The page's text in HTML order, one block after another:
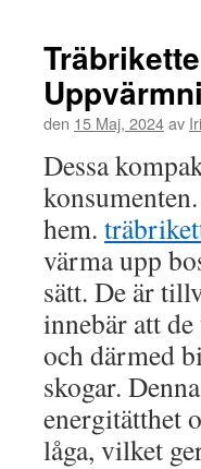
den 15 Maj, 2024av
Dessa
hem.
värma upp
sätt. De är
innebär att
och därmed
skogar.
energitätthet
låga, vilket